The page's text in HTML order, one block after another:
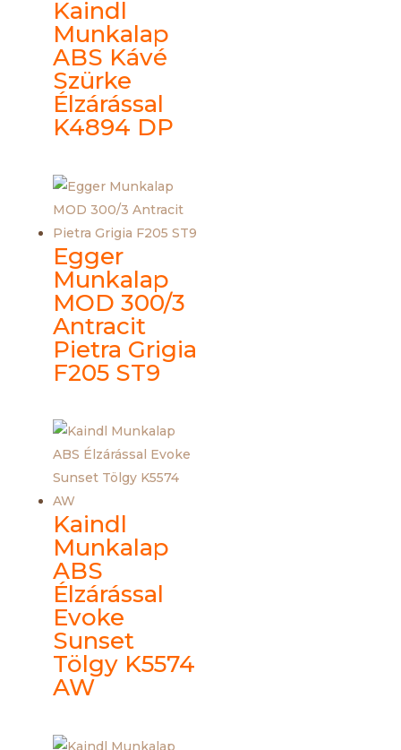
Kaindl
Munkalap
ABS Kávé
Szürke
Élzárással
K4894 DP
Egger
Munkalap
MOD 300/3
Antracit
Pietra Grigia
F205 ST9
Kaindl
Munkalap
ABS
Élzárással
Evoke
Sunset
Tölgy K5574
AW